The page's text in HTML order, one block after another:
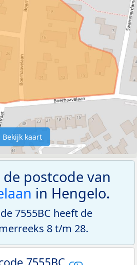
Bekijk kaart
de postcode van
in Hengelo.
7555BC heeft de
8 t/m 28.